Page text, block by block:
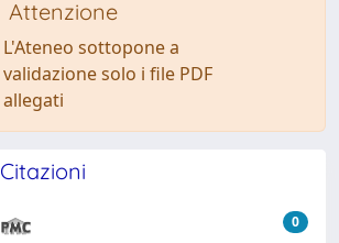
Attenzione
L'Ateneo sottopone a
validazione solo i file PDF
allegati
Citazioni
0